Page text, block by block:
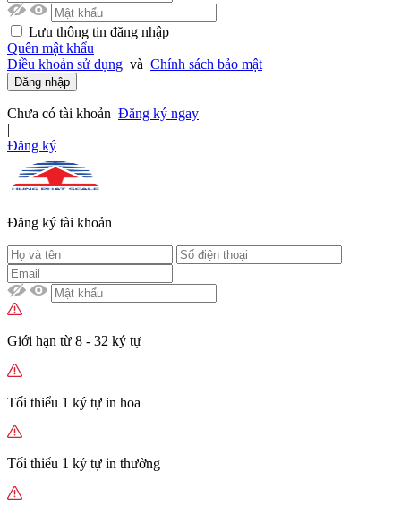
Lưu thông tin đăng nhập
Quên mật khẩu
Điều khoản sử dụng và Chính sách bảo mật
Đăng nhập
Chưa có tài khoản Đăng ký ngay
|
Đăng ký
Đăng ký tài khoản
Giới hạn từ 8 - 32 ký tự
Tối thiểu 1 ký tự in hoa
Tối thiểu 1 ký tự in thường